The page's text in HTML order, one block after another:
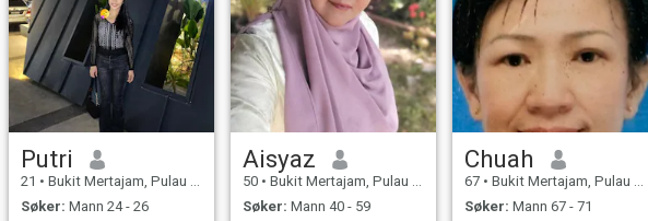
Putri
21 • Bukit Mertajam, Pulau Pinang, Malaysia
Søker: Mann 24 - 26
Aisyaz
50 • Bukit Mertajam, Pulau Pinang, Malaysia
Søker: Mann 40 - 59
Chuah
67 • Bukit Mertajam, Pulau Pinang, Malaysia
Søker: Mann 67 - 71